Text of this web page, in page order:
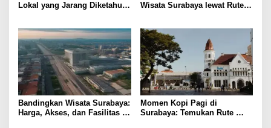
Lokal yang Jarang Diketahui
Wisata Surabaya lewat Rute
Bandingkan Wisata Surabaya:
Harga, Akses, dan Fasilitas
Momen Kopi Pagi di
Surabaya: Temukan Rute